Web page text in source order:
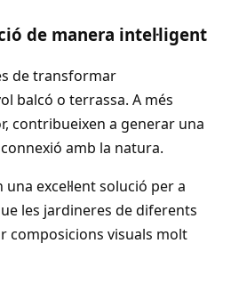
de manera intel·ligent
de transformar
balcó o terrassa. A més
contribueixen a generar una
amb la natura.
excel·lent solució per a
les jardineres de diferents
composicions visuals molt